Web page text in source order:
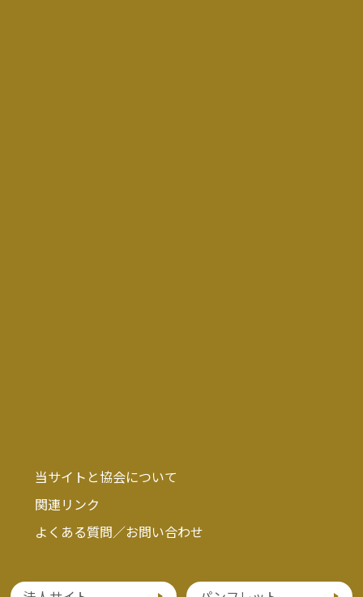
当サイトと協会について
関連リンク
よくある質問／お問い合わせ